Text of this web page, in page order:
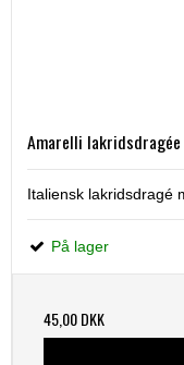
Amarelli
Italiensk lakridsdragé
På lager
45,00 DKK